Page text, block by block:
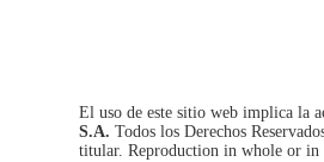
El uso de este sitio web implica la
S.A. Todos los Derechos
titular. Reproduction in whole or